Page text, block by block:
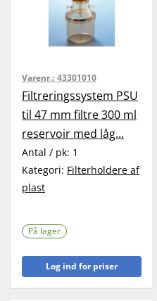
Varenr.: 43301010
Filtreringssystem PSU
til 47 mm filtre 300 ml
reservoir med låg...
Antal / pk: 1
Kategori: Filterholdere af
plast
På lager
Log ind for priser